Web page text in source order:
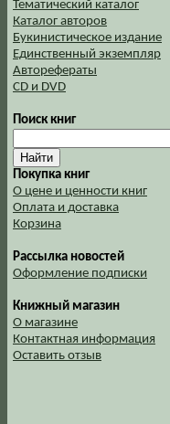
Тематический каталог
Каталог авторов
Букинистическое издание
Единственный экземпляр
Авторефераты
CD и DVD
Поиск книг
Покупка книг
О цене и ценности книг
Оплата и доставка
Корзина
Рассылка новостей
Оформление подписки
Книжный магазин
О магазине
Контактная информация
Оставить отзыв